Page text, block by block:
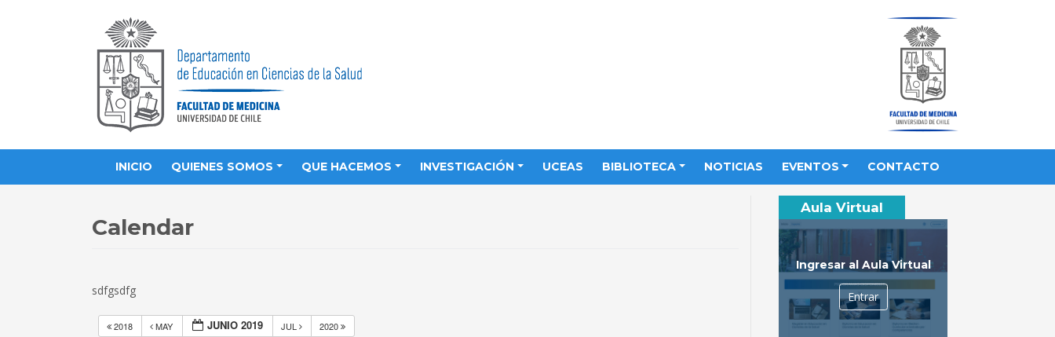
INICIO QUIENES SOMOS QUE HACEMOS INVESTIGACIÓN UCEAS BIBLIOTECA NOTICIAS EVENTOS CONTACTO
Calendar
sdfgsdfg
2018 MAY JUNIO 2019 JUL 2020
Aula Virtual
Ingresar al Aula Virtual
Entrar